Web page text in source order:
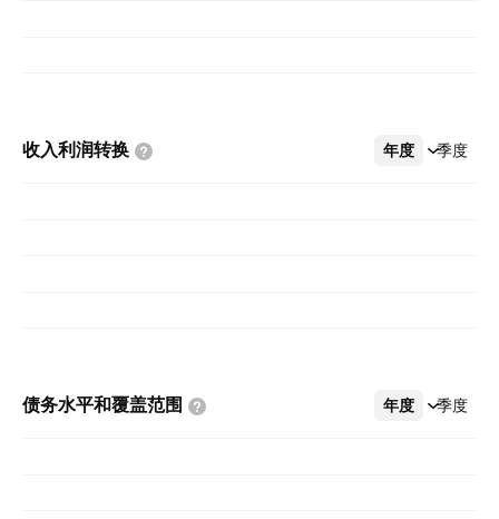
收入利润转换 年度 季度
更多
债务水平和覆盖范围 年度 季度
更多